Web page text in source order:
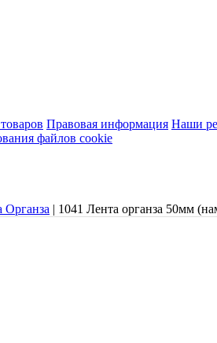
Правовая информация Наши
файлов cookie
Органза | 1041 Лента органза 50мм